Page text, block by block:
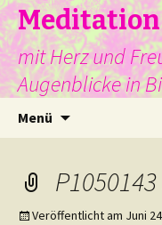
mit Herz und
Augenblicke in
Menü
Veröffentlicht am Juni